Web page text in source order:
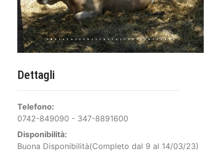
Dettagli
Telefono:
0742-849090 - 347-8891600
Disponibilità:
Buona Disponibilità(Completo dal 9 al 14/03/23)